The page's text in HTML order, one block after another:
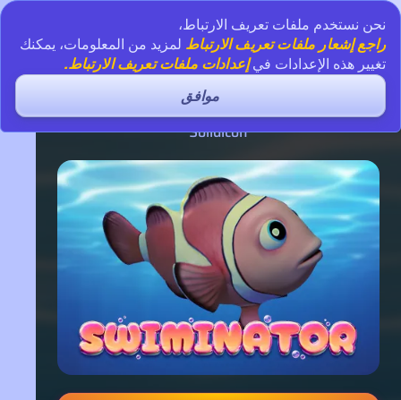
Swiminator
Solidicon
نحن نستخدم ملفات تعريف الارتباط،
راجع إشعار ملفات تعريف الارتباط لمزيد من المعلومات، يمكنك
تغيير هذه الإعدادات فيإعدادات ملفات تعريف الارتباط.
موافق